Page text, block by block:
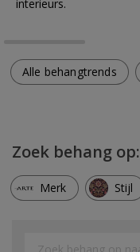
interieurs.
Alle behangtrends
Zoek behang op:
Merk Stijl